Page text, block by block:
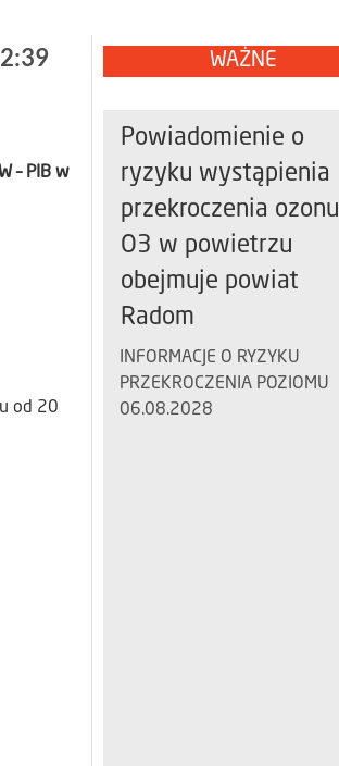
– PIB w
od 20
WAŻNE
Powiadomienie o
ryzyku wystąpienia
przekroczenia ozonu
O3 w powietrzu
obejmuje powiat
Radom
INFORMACJE O RYZYKU
PRZEKROCZENIA POZIOMU
06.08.2028